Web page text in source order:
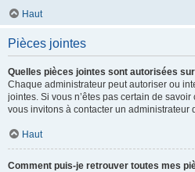
Haut
Pièces jointes
Quelles pièces jointes sont autorisées
Chaque administrateur peut autoriser ou
jointes. Si vous n’êtes pas certain de
vous invitons à contacter un administrateur
Haut
Comment puis-je retrouver toutes mes